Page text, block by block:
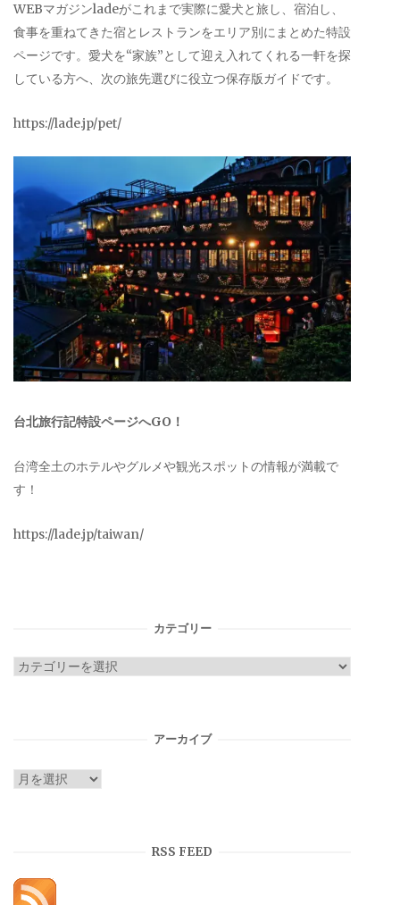
WEBマガジンladeがこれまで実際に愛犬と旅し、宿泊し、
食事を重ねてきた宿とレストランをエリア別にまとめた特設
ページです。愛犬を“家族”として迎え入れてくれる一軒を探
している方へ、次の旅先選びに役立つ保存版ガイドです。
https://lade.jp/pet/
台北旅行記特設ページへGO！
台湾全土のホテルやグルメや観光スポットの情報が満載で
す！
https://lade.jp/taiwan/
カテゴリー
カ
アーカイブ
ア
RSS FEED